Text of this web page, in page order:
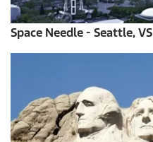
Space Needle - Seattle, VS